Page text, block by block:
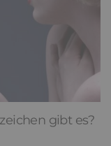
gibt es?